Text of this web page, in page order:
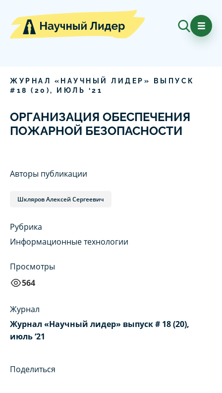
ЖУРНАЛ «НАУЧНЫЙ ЛИДЕР» ВЫПУСК
# 18 ( 20 ), ИЮЛЬ ‘21
ОРГАНИЗАЦИЯ ОБЕСПЕЧЕНИЯ
ПОЖАРНОЙ БЕЗОПАСНОСТИ
Авторы публикации
Шкляров Алексей Сергеевич
Рубрика
Информационные технологии
Просмотры
564
Журнал
Журнал «Научный лидер» выпуск # 18 (20),
июль ‘21
Поделиться